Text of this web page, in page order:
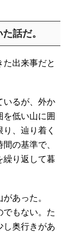
話だ。
出来事だと
いるが、外か
を低い山に囲
、辿り着く
の基準で、
繰り返して暮
あった。
でもない。た
し奥行きがあ